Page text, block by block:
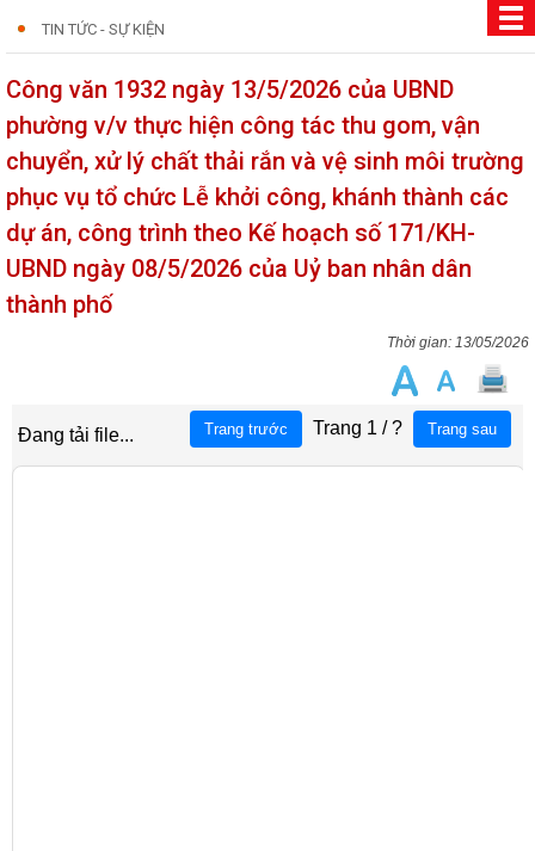
TIN TỨC - SỰ KIỆN
Công văn 1932 ngày 13/5/2026 của UBND
phường v/v thực hiện công tác thu gom, vận
chuyển, xử lý chất thải rắn và vệ sinh môi trường
phục vụ tổ chức Lễ khởi công, khánh thành các
dự án, công trình theo Kế hoạch số 171/KH-
UBND ngày 08/5/2026 của Uỷ ban nhân dân
thành phố
13/05/2026